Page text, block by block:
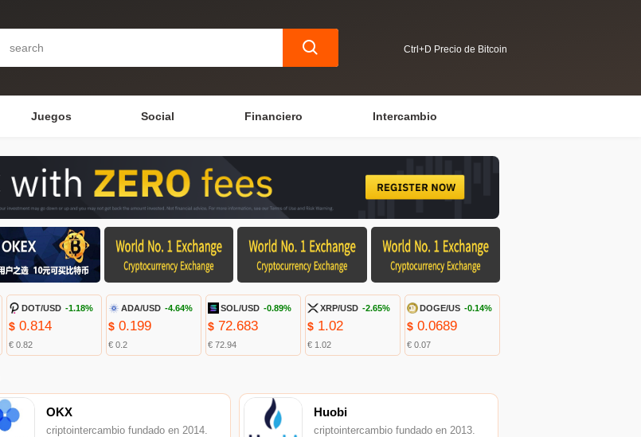
Ctrl+D Precio de Bitcoin
Juegos Social Financiero Intercambio
DOT/USD -1.18%
$0.814
€ 0.82
ADA/USD -4.64%
$0.199
€ 0.2
SOL/USD -0.89%
$ 72.683
€ 72.94
XRP/USD -2.65%
$ 1.02
€ 1.02
DOGE/US -0.14%
$ 0.0689
€ 0.07
OKX
criptointercambio fundado en 2014.
Huobi
criptointercambio fundado en 2013.